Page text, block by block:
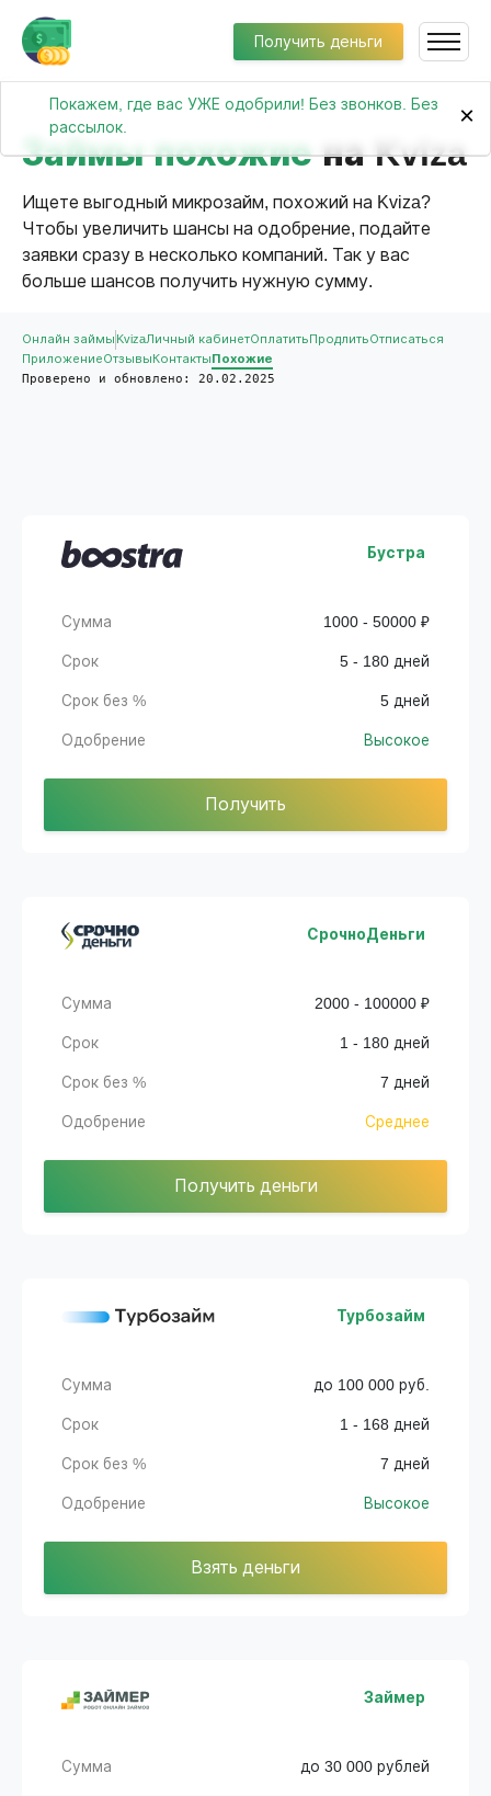
Покажем, где вас УЖЕ одобрили! Без звонков. Без
рассылок.
×
Получить деньги
Займы похожиена Kviza
Ищете выгодный микрозайм, похожий на Kviza?
Чтобы увеличить шансы на одобрение, подайте
заявки сразу в несколько компаний. Так у вас
больше шансов получить нужную сумму.
Онлайн займы KvizaЛичный кабинетОплатитьПродлитьОтписаться
ПриложениеОтзывыКонтактыПохожие
Проверено и обновлено: 20.02.2025
Бустра
Сумма 1000 - 50000 ₽
Срок 5 - 180 дней
Срок без % 5 дней
Одобрение Высокое
Получить
СрочноДеньги
Сумма 2000 - 100000 ₽
Срок 1 - 180 дней
Срок без % 7 дней
Одобрение Среднее
Получить деньги
Турбозайм
Сумма до 100 000 руб.
Срок 1 - 168 дней
Срок без % 7 дней
Одобрение Высокое
Взять деньги
Займер
Сумма до 30 000 рублей